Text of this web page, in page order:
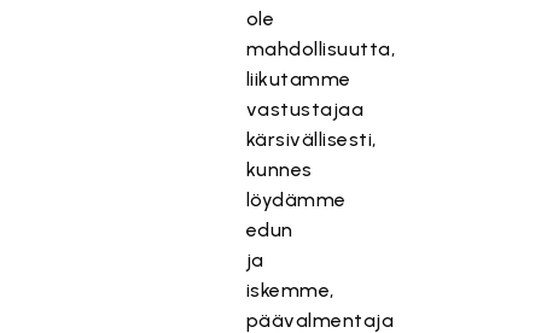
ole
mahdollisuutta,
liikutamme
vastustajaa
kärsivällisesti,
kunnes
löydämme
edun
ja
iskemme,
päävalmentaja